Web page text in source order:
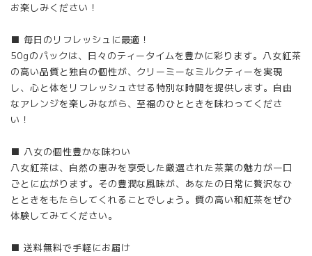
お楽しみください！
■ 毎日のリフレッシュに最適！
50gのパックは、日々のティータイムを豊かに彩ります。八女紅茶
の高い品質と独自の個性が、クリーミーなミルクティーを実現
し、心と体をリフレッシュさせる特別な時間を提供します。自由
なアレンジを楽しみながら、至福のひとときを味わってくださ
い！
■ 八女の個性豊かな味わい
八女紅茶は、自然の恵みを享受した厳選された茶葉の魅力が一口
ごとに広がります。その豊潤な風味が、あなたの日常に贅沢なひ
とときをもたらしてくれることでしょう。質の高い和紅茶をぜひ
体験してみてください。
■ 送料無料で手軽にお届け